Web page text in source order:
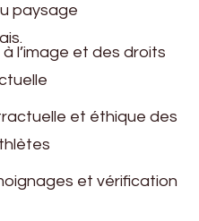
paysage
l’image et des droits
et éthique des
et vérification